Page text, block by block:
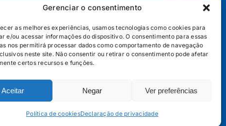
Gerenciar o consentimento
as melhores experiências, usamos tecnologias como cookies para
e/ou acessar informações do dispositivo. O consentimento para essas
nos permitirá processar dados como comportamento de navegação
neste site. Não consentir ou retirar o consentimento pode afetar
certos recursos e funções.
Aceitar Negar Ver preferências
Política de cookiesDeclaração de privacidade
POLÍTICA DE COOKIES POLÍTICA DE PRIVACIDADE